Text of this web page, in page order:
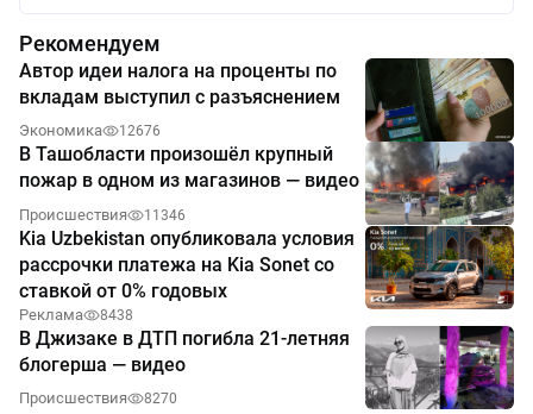
Рекомендуем
Автор идеи налога на проценты по
вкладам выступил с разъяснением
Экономика 12676
В Ташобласти произошёл крупный
пожар в одном из магазинов — видео
Происшествия 11346
Kia Uzbekistan опубликовала условия
рассрочки платежа на Kia Sonet со
ставкой от 0% годовых
Реклама 8438
В Джизаке в ДТП погибла 21-летняя
блогерша — видео
Происшествия 8270